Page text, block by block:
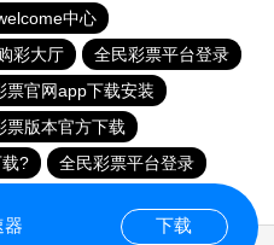
中心
彩大厅
全民彩票平台登录
票官网app下载安装
票版本官方下载
?
全民彩票平台登录
器 下载